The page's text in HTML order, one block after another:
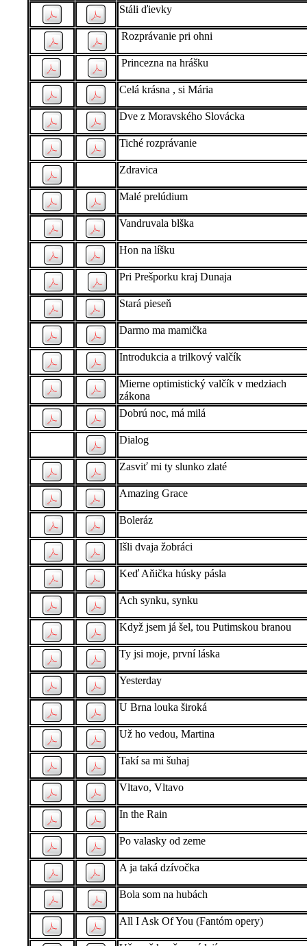
Stáli ďievky
Rozprávanie pri ohni
Princezna na hrášku
Celá krásna , si Mária
Dve z Moravského Slovácka
Tiché rozprávanie
Zdravica
Malé prelúdium
Vandruvala blška
Hon na líšku
Pri Prešporku kraj Dunaja
Stará pieseň
Darmo ma mamička
Introdukcia a trilkový valčík
Mierne optimistický valčík v medziach
zákona
Dobrú noc, má milá
Dialog
Zasviť mi ty slunko zlaté
Amazing Grace
Boleráz
Išli dvaja žobráci
Keď Aňička húsky pásla
Ach synku, synku
Když jsem já šel, tou Putimskou branou
Ty jsi moje, první láska
Yesterday
U Brna louka široká
Už ho vedou, Martina
Takí sa mi šuhaj
Vltavo, Vltavo
In the Rain
Po valasky od zeme
A ja taká dzívočka
Bola som na hubách
All I Ask Of You (Fantóm opery)